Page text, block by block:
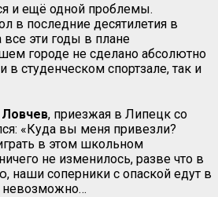
и ещё одной проблемы.
в последние десятилетия в
все эти годы в плане
городе не сделано абсолютно
в студенческом спортзале, так и
Ловчев, приезжая в Липецк со
«Куда вы меня привезли?
в этом школьном
не изменилось, разве что в
наши соперники с опаской едут в
невозможно…